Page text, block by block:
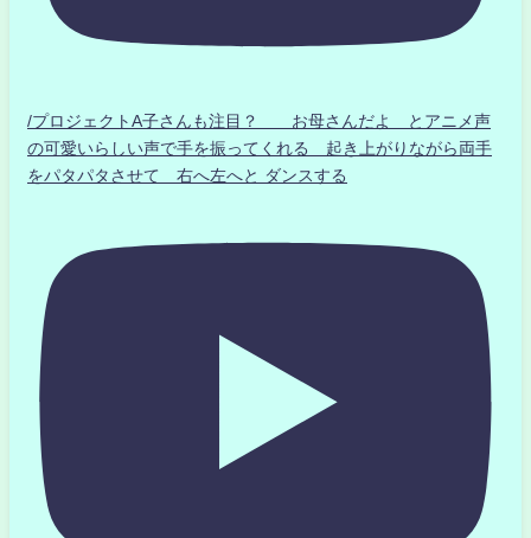
/プロジェクトA子さんも注目？ お母さんだよ とアニメ声
の可愛いらしい声で手を振ってくれる 起き上がりながら両手
をパタパタさせて 右へ左へと ダンスする